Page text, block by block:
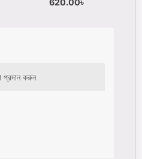
620.00৳
প্রদান করুন